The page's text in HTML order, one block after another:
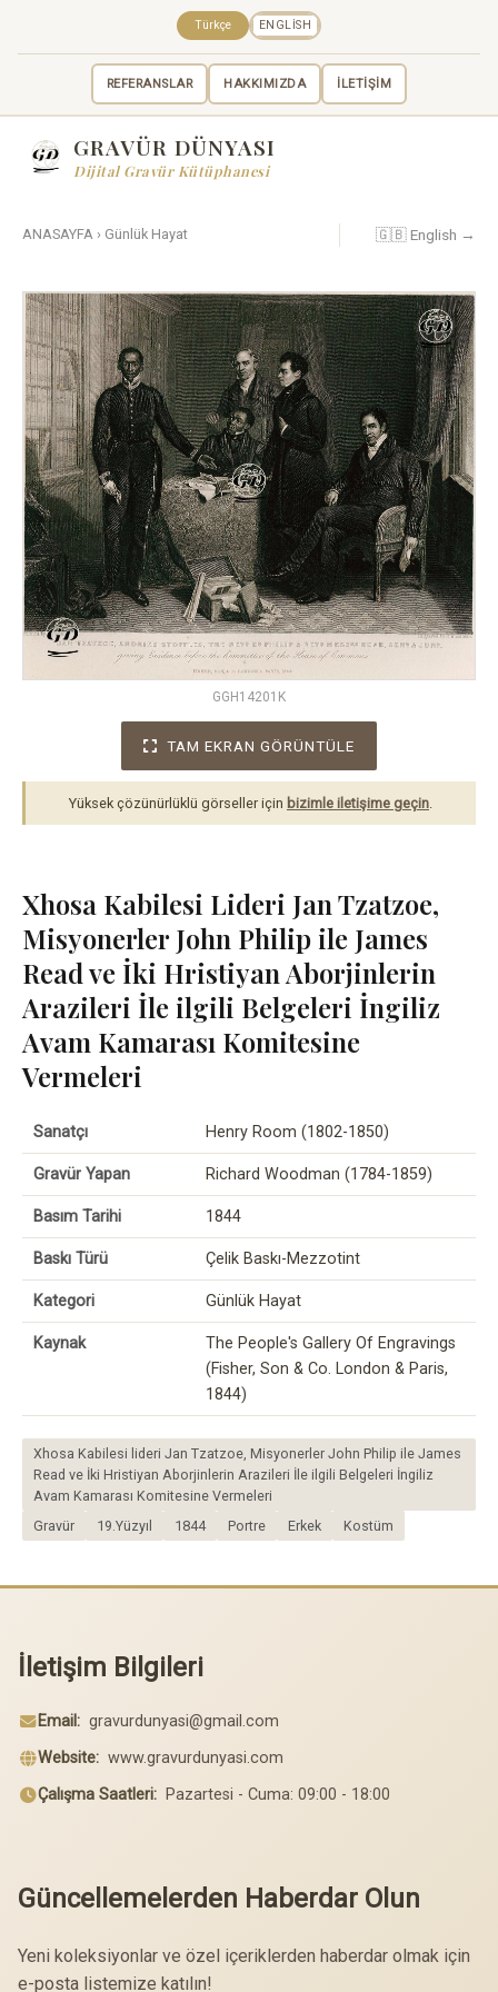
REFERANSLAR HAKKIMIZDA İLETİŞİM
Türkçe ENGLISH
GRAVÜR DÜNYASI
Dijital Gravür Kütüphanesi
ANASAYFA › Günlük Hayat 🇬🇧 English →
GGH14201K
TAM EKRAN GÖRÜNTÜLE
Yüksek çözünürlüklü görseller için bizimle iletişime geçin.
Xhosa Kabilesi Lideri Jan Tzatzoe,
Misyonerler John Philip ile James
Read ve İki Hristiyan Aborjinlerin
Arazileri İle ilgili Belgeleri İngiliz
Avam Kamarası Komitesine
Vermeleri
Sanatçı Henry Room (1802-1850)
Gravür Yapan Richard Woodman (1784-1859)
Basım Tarihi 1844
Baskı Türü Çelik Baskı-Mezzotint
Kategori Günlük Hayat
Kaynak
The People's Gallery Of Engravings
(Fisher, Son & Co. London & Paris,
1844)
Xhosa Kabilesi lideri Jan Tzatzoe, Misyonerler John Philip ile James
Read ve İki Hristiyan Aborjinlerin Arazileri İle ilgili Belgeleri İngiliz
Avam Kamarası Komitesine Vermeleri
Gravür
19.Yüzyıl 1844 Portre Erkek Kostüm
İletişim Bilgileri
Email: gravurdunyasi@gmail.com
Website: www.gravurdunyasi.com
Çalışma Saatleri: Pazartesi - Cuma: 09:00 - 18:00
Güncellemelerden Haberdar Olun
Yeni koleksiyonlar ve özel içeriklerden haberdar olmak için
e-posta listemize katılın!